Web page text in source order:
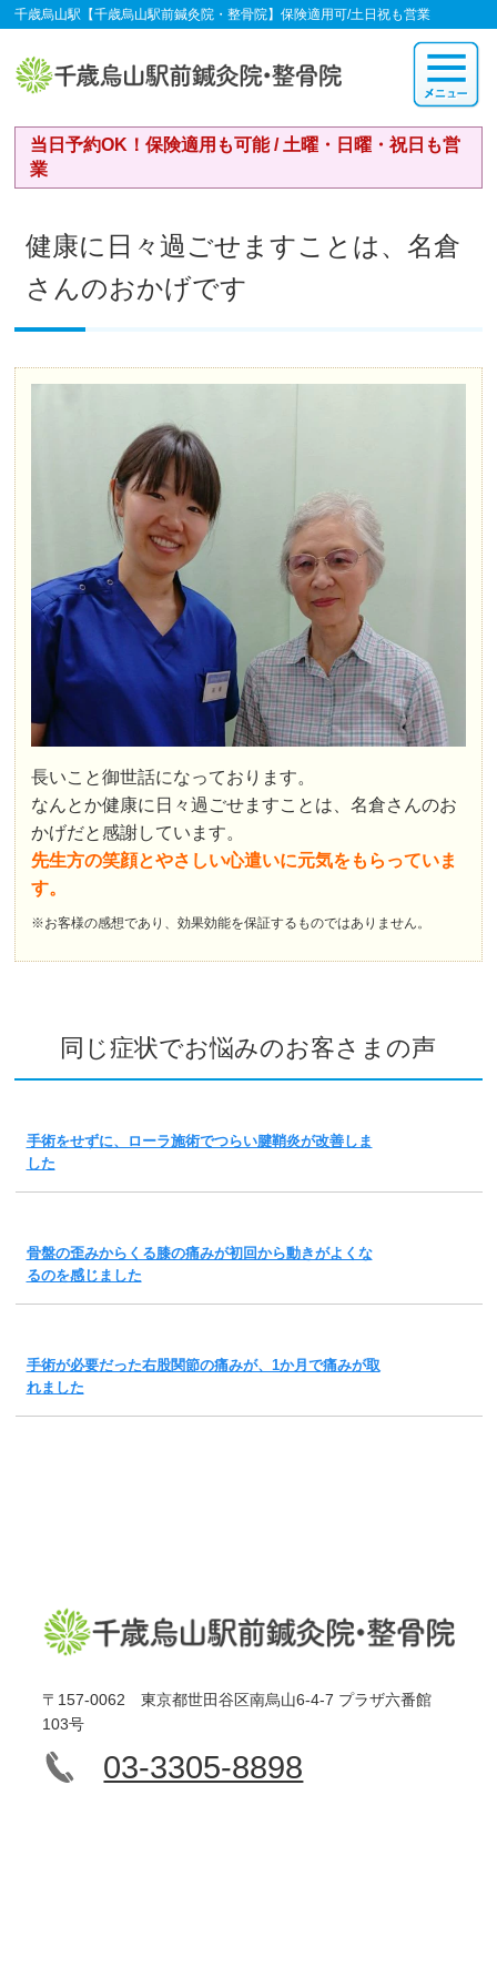
千歳烏山駅【千歳烏山駅前鍼灸院・整骨院】保険適用可/土日祝も営業
当日予約OK！保険適用も可能 / 土曜・日曜・祝日も営
業
健康に日々過ごせますことは、名倉
さんのおかげです
長いこと御世話になっております。
なんとか健康に日々過ごせますことは、名倉さんのお
かげだと感謝しています。
先生方の笑顔とやさしい心遣いに元気をもらっていま
す。
※お客様の感想であり、効果効能を保証するものではありません。
同じ症状でお悩みのお客さまの声
手術をせずに、ローラ施術でつらい腱鞘炎が改善しま
した
骨盤の歪みからくる膝の痛みが初回から動きがよくな
るのを感じました
手術が必要だった右股関節の痛みが、1か月で痛みが取
れました
〒157-0062 東京都世田谷区南烏山6-4-7 プラザ六番館
103号
03-3305-8898